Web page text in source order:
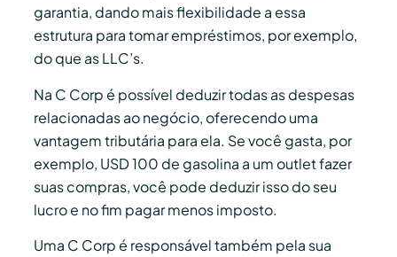
garantia, dando mais flexibilidade a essa
estrutura para tomar empréstimos, por exemplo,
do que as LLC’s.
Na C Corp é possível deduzir todas as despesas
relacionadas ao negócio, oferecendo uma
vantagem tributária para ela. Se você gasta, por
exemplo, USD 100 de gasolina a um outlet fazer
suas compras, você pode deduzir isso do seu
lucro e no fim pagar menos imposto.
Uma C Corp é responsável também pela sua